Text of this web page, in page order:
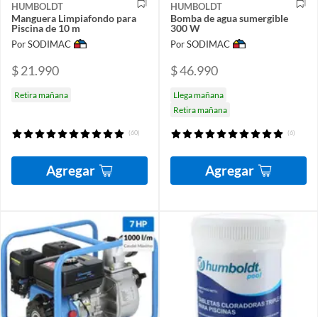
HUMBOLDT
Manguera Limpiafondo para
Piscina de 10 m
Por SODIMAC
$ 21.990
Retira mañana
(60)
Agregar
HUMBOLDT
Bomba de agua sumergible
300 W
Por SODIMAC
$ 46.990
Llega mañana
Retira mañana
(6)
Agregar